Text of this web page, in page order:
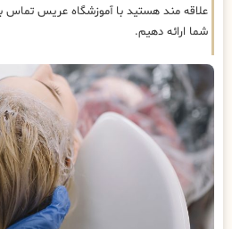
علاقه مند هستید با آموزشگاه عریس تماس
شما ارائه دهیم.